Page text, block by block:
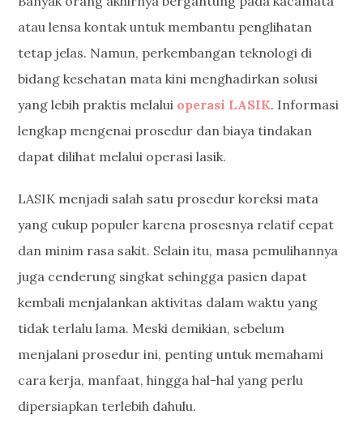
atau lensa kontak untuk membantu penglihatan
tetap jelas. Namun, perkembangan teknologi di
bidang kesehatan mata kini menghadirkan solusi
yang lebih praktis melalui operasi LASIK. Informasi
lengkap mengenai prosedur dan biaya tindakan
dapat dilihat melalui operasi lasik.
LASIK menjadi salah satu prosedur koreksi mata
yang cukup populer karena prosesnya relatif cepat
dan minim rasa sakit. Selain itu, masa pemulihannya
juga cenderung singkat sehingga pasien dapat
kembali menjalankan aktivitas dalam waktu yang
tidak terlalu lama. Meski demikian, sebelum
menjalani prosedur ini, penting untuk memahami
cara kerja, manfaat, hingga hal-hal yang perlu
dipersiapkan terlebih dahulu.